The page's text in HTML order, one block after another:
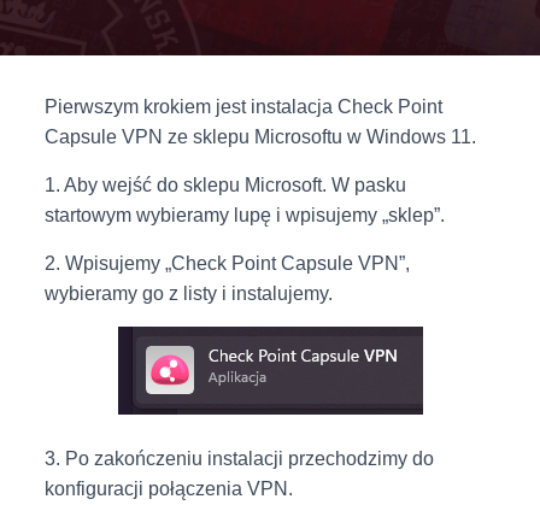
Pierwszym krokiem jest instalacja Check Point
Capsule VPN ze sklepu Microsoftu w Windows 11.
1. Aby wejść do sklepu Microsoft. W pasku
startowym wybieramy lupę i wpisujemy „sklep”.
2. Wpisujemy „Check Point Capsule VPN”,
wybieramy go z listy i instalujemy.
3. Po zakończeniu instalacji przechodzimy do
konfiguracji połączenia VPN.